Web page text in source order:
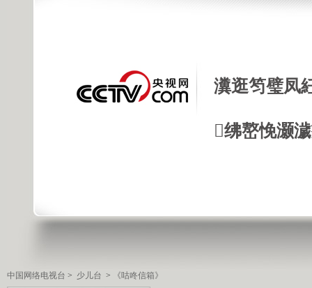
瀵逛笉璧凤
绋嶅悗灏
中国网络电视台 > 少儿台 > 《咕咚信箱》